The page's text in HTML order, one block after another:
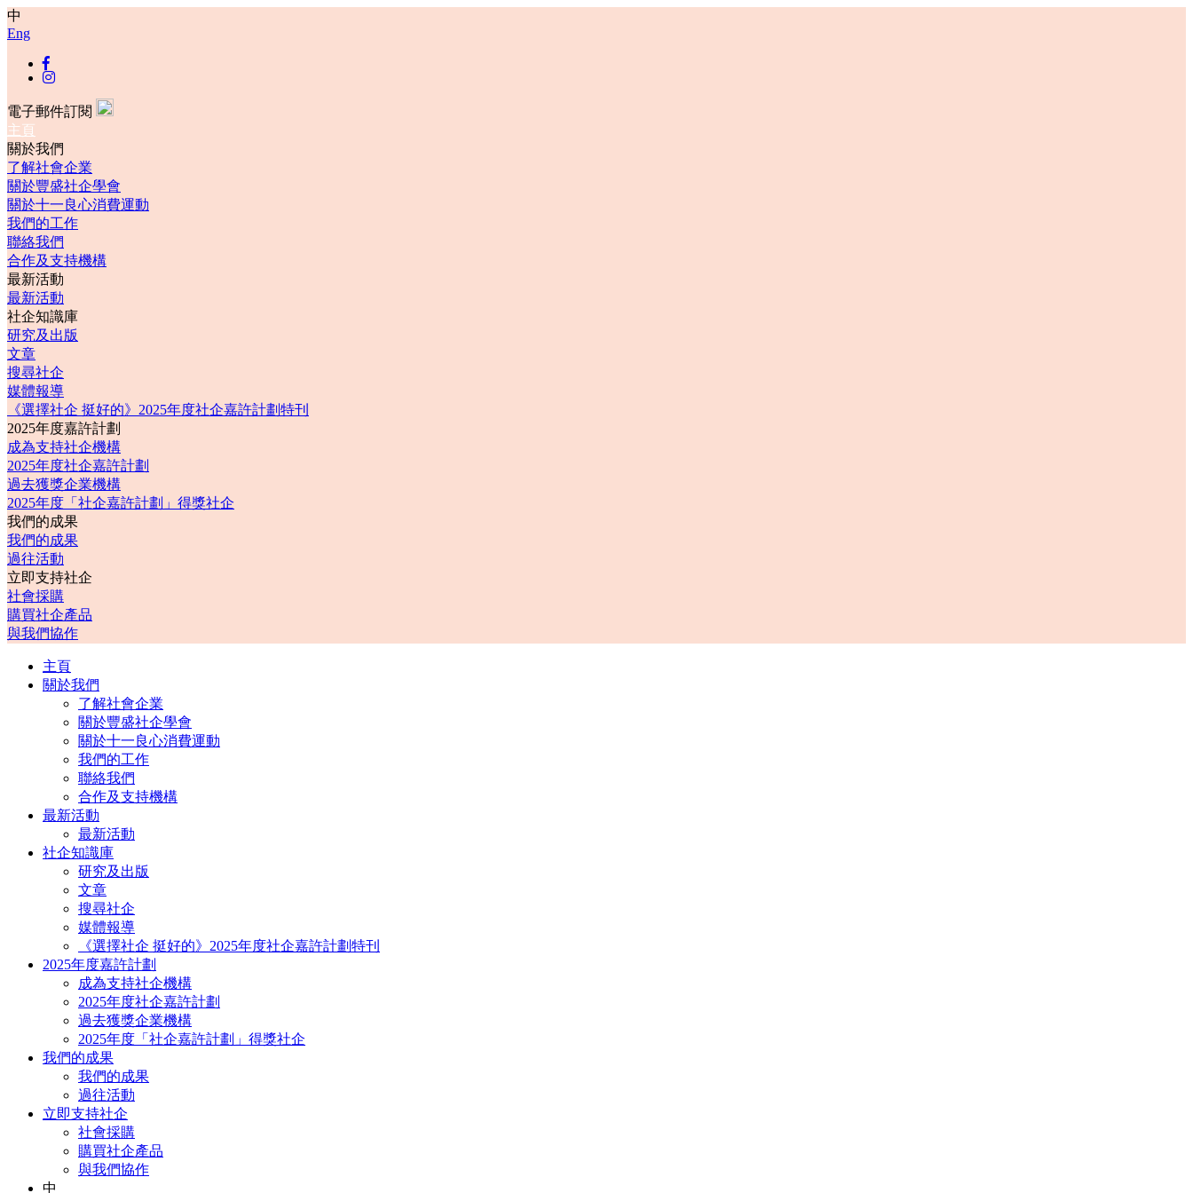
中
Eng
電子郵件訂閱
主頁
關於我們
了解社會企業
關於豐盛社企學會
關於十一良心消費運動
我們的工作
聯絡我們
合作及支持機構
最新活動
最新活動
社企知識庫
研究及出版
文章
搜尋社企
媒體報導
《選擇社企 挺好的》2025年度社企嘉許計劃特刊
2025年度嘉許計劃
成為支持社企機構
2025年度社企嘉許計劃
過去獲獎企業機構
2025年度「社企嘉許計劃」得獎社企
我們的成果
我們的成果
過往活動
立即支持社企
社會採購
購買社企產品
與我們協作
主頁
關於我們
了解社會企業
關於豐盛社企學會
關於十一良心消費運動
我們的工作
聯絡我們
合作及支持機構
最新活動
最新活動
社企知識庫
研究及出版
文章
搜尋社企
媒體報導
《選擇社企 挺好的》2025年度社企嘉許計劃特刊
2025年度嘉許計劃
成為支持社企機構
2025年度社企嘉許計劃
過去獲獎企業機構
2025年度「社企嘉許計劃」得獎社企
我們的成果
我們的成果
過往活動
立即支持社企
社會採購
購買社企產品
與我們協作
中